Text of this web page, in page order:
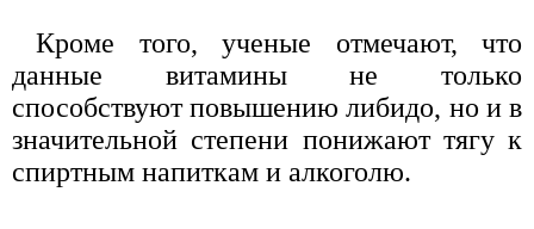
Кроме того, ученые отмечают, что
данные витамины не только
способствуют повышению либидо, но и в
значительной степени понижают тягу к
спиртным напиткам и алкоголю.